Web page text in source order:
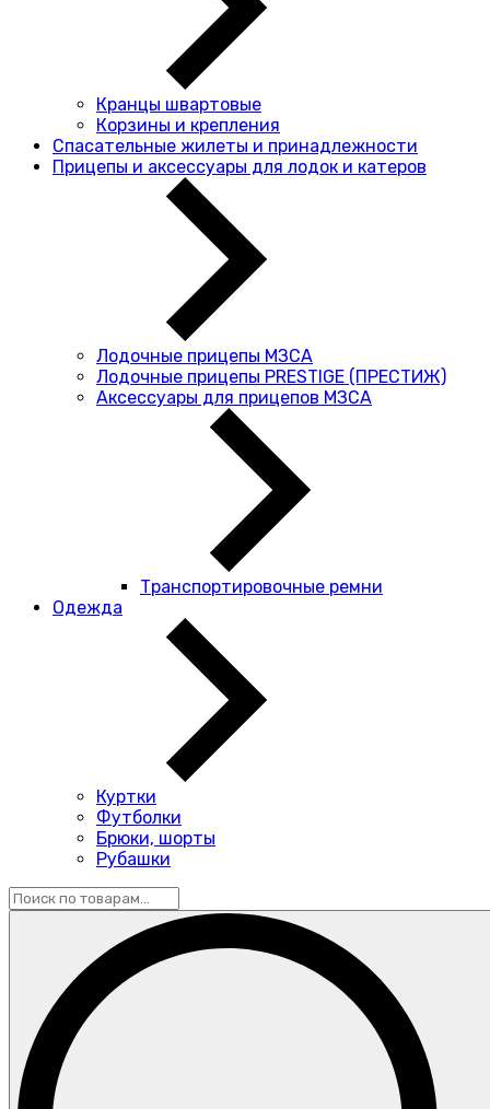
Кранцы швартовые
Корзины и крепления
Спасательные жилеты и принадлежности
Прицепы и аксессуары для лодок и катеров
Лодочные прицепы МЗСА
Лодочные прицепы PRESTIGE (ПРЕСТИЖ)
Аксессуары для прицепов МЗСА
Транспортировочные ремни
Одежда
Куртки
Футболки
Брюки, шорты
Рубашки